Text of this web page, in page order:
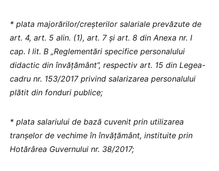
* plata majorărilor/creșterilor salariale prevăzute de
art. 4, art. 5 alin. (1), art. 7 și art. 8 din Anexa nr. I
cap. I lit. B „Reglementări specifice personalului
didactic din învățământ”, respectiv art. 15 din Legea-
cadru nr. 153/2017 privind salarizarea personalului
plătit din fonduri publice;
* plata salariului de bază cuvenit prin utilizarea
tranșelor de vechime în învățământ, instituite prin
Hotărârea Guvernului nr. 38/2017;